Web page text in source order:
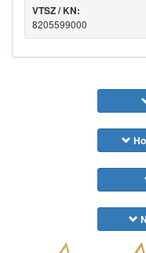
VTSZ / KN:
8205599000